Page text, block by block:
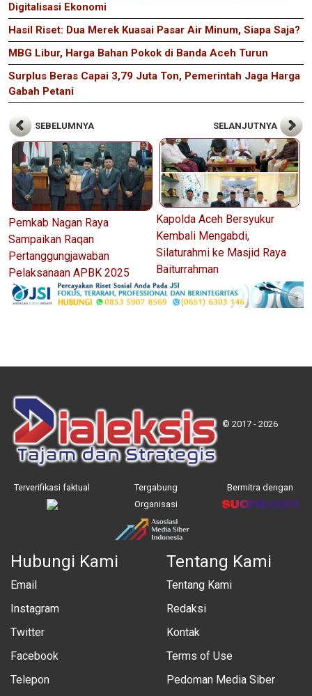
Digitalisasi Ekonomi
Hasil Riset: Dua Merek Kuasai Pasar Air Minum, Siapa Saja?
MBG Libur, Harga Bahan Pokok di Banda Aceh Turun
Surplus Beras Capai 3,79 Juta Ton, Pemerintah Jaga Harga
Gabah Petani
SEBELUMNYA
Pemkab Nagan Raya
Sampaikan Raqan
Pertanggungjawaban
Pelaksanaan APBK 2025
SELANJUTNYA
Kapolda Aceh Bersyukur
Kembali Mengabdi,
Silaturahmi ke Masjid Raya
Baiturrahman
© 2017 - 2026
Terverifikasi faktual
Tergabung
Organisasi
Bermitra dengan
Hubungi Kami
Email
Instagram
Twitter
Facebook
Telepon
Tentang Kami
Tentang Kami
Redaksi
Kontak
Terms of Use
Pedoman Media Siber